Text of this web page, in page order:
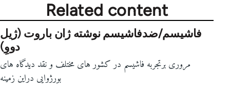
Related content
فاشیسم/ضدفاشیسم نوشته ژان باروت (ژیل
دووِ)
مروری برتجربه فاشیسم در کشور های مختلف و نقد دیدگاه های
بورژوایی دراین زمینه